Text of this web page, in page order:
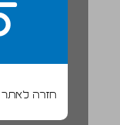
חזרה לאתר